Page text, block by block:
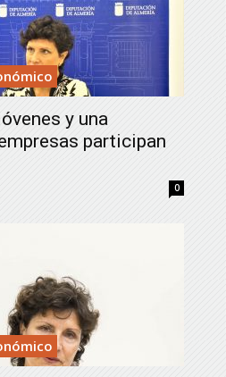
y una
participan
0